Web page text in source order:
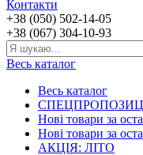
Контакти
+38 (050) 502-14-05
+38 (067) 304-10-93
Весь каталог
Весь каталог
Нові товари за
Нові товари за
АКЦІЯ: ЛІТО